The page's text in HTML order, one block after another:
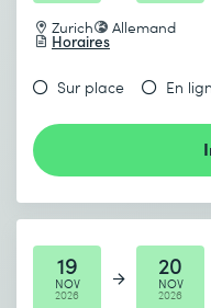
Distinction par
Zurich Allemand
Horaires
Sur place En
19
NOV
2026
20
NOV
2026